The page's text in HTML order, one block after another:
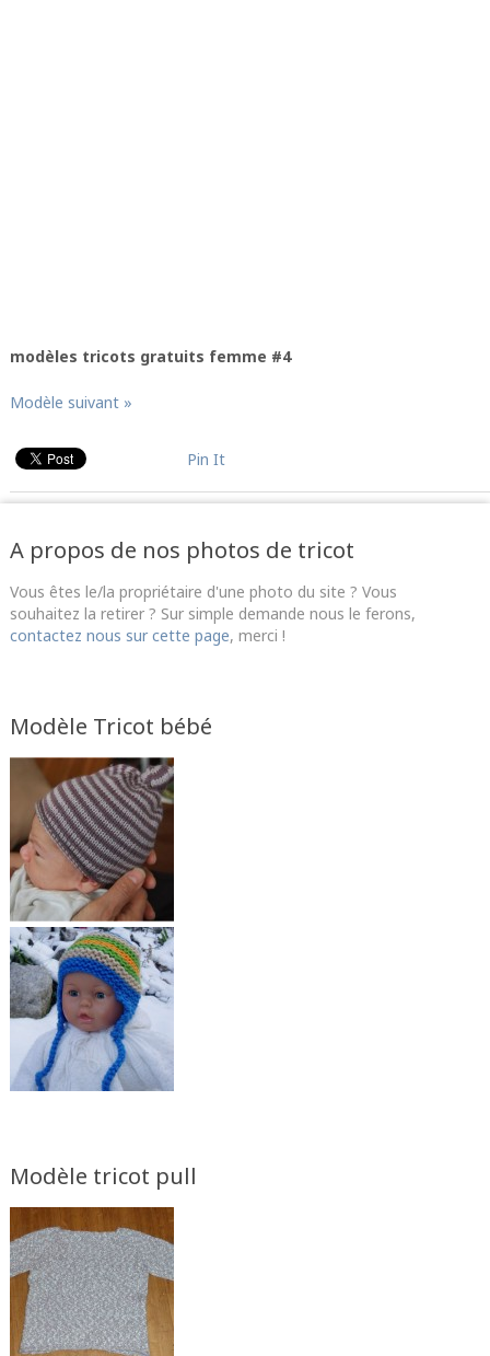
modèles tricots gratuits femme #4
Modèle suivant »
Pin It
A propos de nos photos de tricot
Vous êtes le/la propriétaire d'une photo du site ? Vous
souhaitez la retirer ? Sur simple demande nous le ferons,
contactez nous sur cette page, merci !
Modèle Tricot bébé
Modèle tricot pull